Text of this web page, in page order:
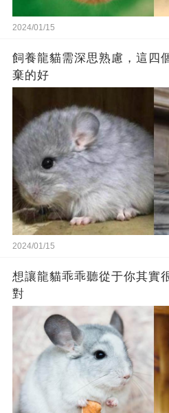
2024/01/15
飼養龍貓需深思熟慮，這四
棄的好
2024/01/15
想讓龍貓乖乖聽從于你其實
對